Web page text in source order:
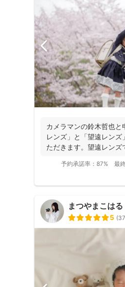
カメラマンの鈴木哲也
レンズ」と「望遠レン
ただきます。望遠レンズ
予約承諾率： 87% 最
まつやまこはる
5 (37